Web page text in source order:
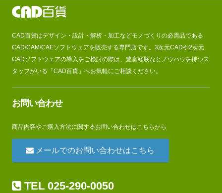
CAD百貨はデザイン・設計・解析・加工などモノづくりの必需品である
CAD/CAM/CAEソフトウェアを販売する専門店です。3次元CADや2次元
CADソフトウェアの導入をご検討の際は、豊富経験なとノウハウを持つス
タッフがいる「CAD百貨」へお気軽にご相談ください。
お問い合わせ
商品内容やご購入方法に関するお問い合わせはこちらから
メールでのお問い合わせはこちら
TEL 025-290-0050